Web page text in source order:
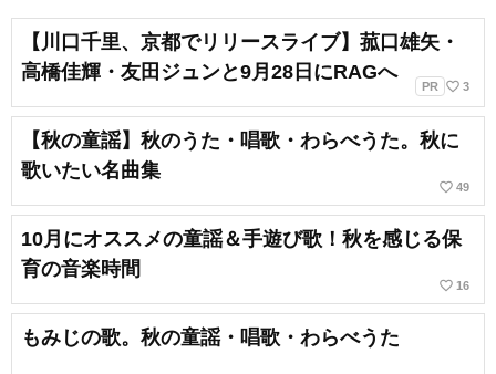
【川口千里、京都でリリースライブ】菰口雄矢・
高橋佳輝・友田ジュンと9月28日にRAGへ
PR favorite_border 3
【秋の童謡】秋のうた・唱歌・わらべうた。秋に
歌いたい名曲集
favorite_border 49
10月にオススメの童謡＆手遊び歌！秋を感じる保
育の音楽時間
favorite_border 16
もみじの歌。秋の童謡・唱歌・わらべうた